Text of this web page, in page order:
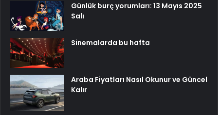
Günlük burç yorumları: 13 Mayıs 2025
Salı
Sinemalarda bu hafta
Araba Fiyatları Nasıl Okunur ve Güncel
Kalır